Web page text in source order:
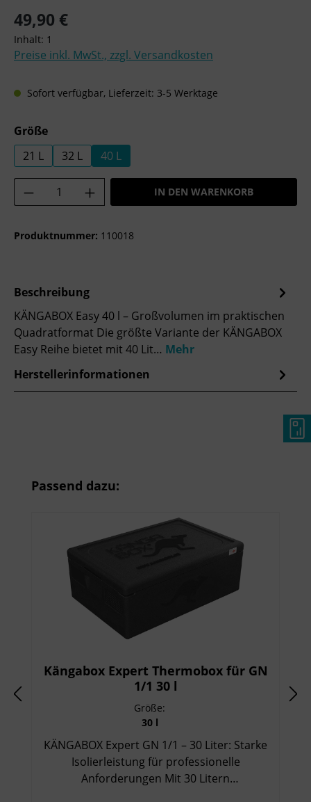
Regulärer Preis:
49,90 €
Inhalt: 1
Preise inkl. MwSt., zzgl. Versandkosten
Sofort verfügbar, Lieferzeit: 3-5 Werktage
Größeauswählen
21 L
32 L 40 L
Produkt Anzahl: Gib den gewünschten
IN DEN WARENKORB
Produktnummer: 110018
Beschreibung
KÄNGABOX Easy 40 l – Großvolumen im praktischen
Quadratformat Die größte Variante der KÄNGABOX
Easy Reihe bietet mit 40 Lit… Mehr
Herstellerinformationen
Produktgalerie überspringen
Passend dazu:
Kängabox Expert Thermobox für GN
1/1 30 l
Größe:
30 l
KÄNGABOX Expert GN 1/1 – 30 Liter: Starke
Isolierleistung für professionelle
Anforderungen Mit 30 Litern